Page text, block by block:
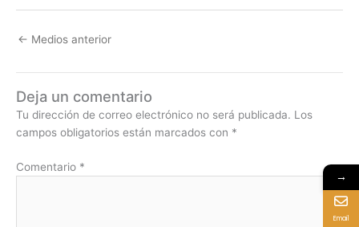
← Medios anterior
Deja un comentario
Tu dirección de correo electrónico no será publicada. Los
campos obligatorios están marcados con *
Comentario *
→
Email